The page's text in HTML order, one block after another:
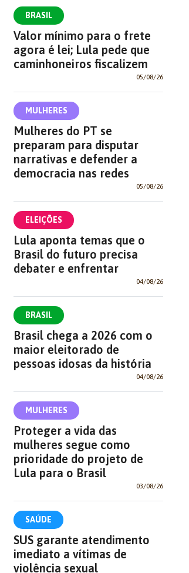
BRASIL
Valor mínimo para o frete
agora é lei; Lula pede que
caminhoneiros fiscalizem
05/08/26
MULHERES
Mulheres do PT se
preparam para disputar
narrativas e defender a
democracia nas redes
05/08/26
ELEIÇÕES
Lula aponta temas que o
Brasil do futuro precisa
debater e enfrentar
04/08/26
BRASIL
Brasil chega a 2026 com o
maior eleitorado de
pessoas idosas da história
04/08/26
MULHERES
Proteger a vida das
mulheres segue como
prioridade do projeto de
Lula para o Brasil
03/08/26
SAÚDE
SUS garante atendimento
imediato a vítimas de
violência sexual